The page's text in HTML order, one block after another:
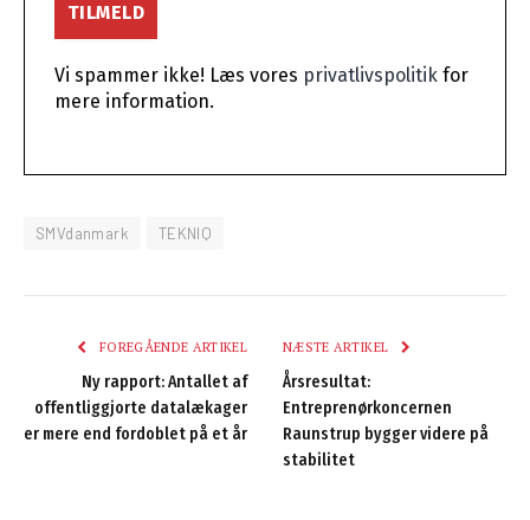
Vi spammer ikke! Læs vores privatlivspolitik for
mere information.
SMVdanmark TEKNIQ
FOREGÅENDE ARTIKEL
Ny rapport: Antallet af
offentliggjorte datalækager
er mere end fordoblet på et år
NÆSTE ARTIKEL
Årsresultat:
Entreprenørkoncernen
Raunstrup bygger videre på
stabilitet